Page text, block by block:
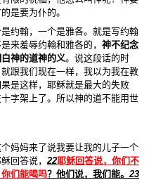
是要为仆的。
约翰，一个是雅各。就是写约翰
来羞辱约翰和雅各的， 神不纪念
神的道神的义。说这段话的时
跟我们现在一样，我以为我在教
是这样，耶稣就是最大的失败
字架上了。所以神的道不能用世
妈妈来了说我要让我的儿子一个
回答说，22耶稣回答说，你们不
们能喝吗？他们说，我们能。23